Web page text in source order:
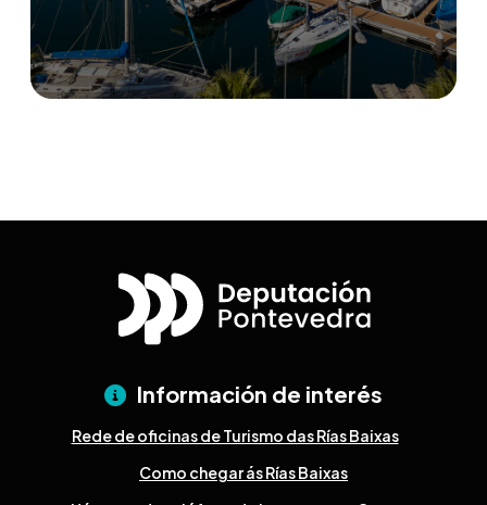
Información de interés
Rede de oficinas de Turismo das Rías Baixas
Como chegar ás Rías Baixas